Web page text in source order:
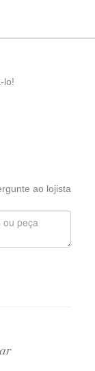
lo!
ao lojista